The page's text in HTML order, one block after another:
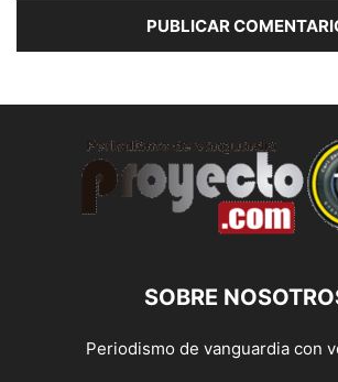
SOBRE
Periodismo de vanguardia con